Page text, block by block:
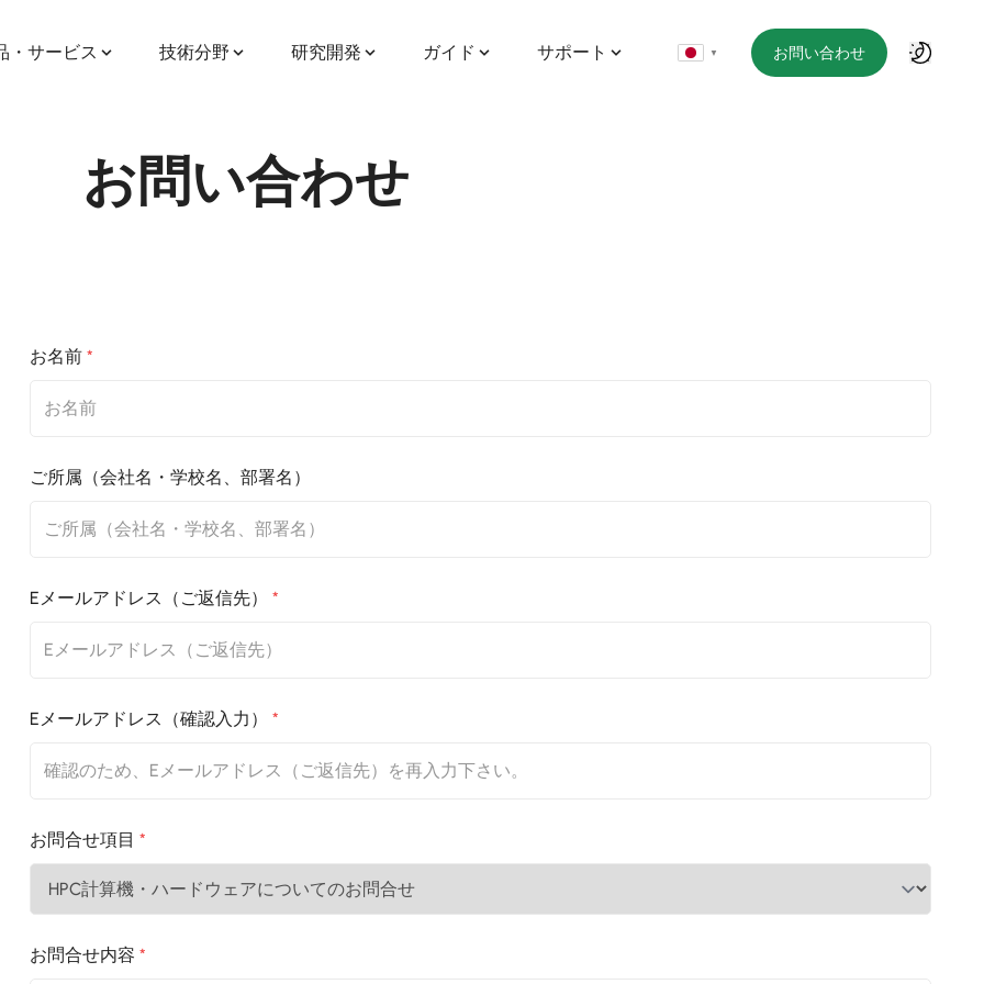
・サービス 技術分野 研究開発 ガイド サポート ▼ お問い合わせ
お問い合わせ
お名前 *
ご所属（会社名・学校名、部署名）
Eメールアドレス（ご返信先） *
Eメールアドレス（確認入力） *
お問合せ項目 *
お問合せ内容 *